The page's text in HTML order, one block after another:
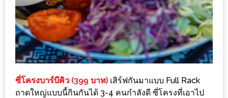
รับ
ประทาน
อาหาร
มูลค่า
1,000
บาท
ฟรี
ซี่โครงบาร์บีคิว (399 บาท) เสิร์ฟกันมาแบบ Full Rack
ถาดใหญ่แบบนี้กินกันได้ 3-4 คนกำลังดี ซี่โครงที่เอาไป